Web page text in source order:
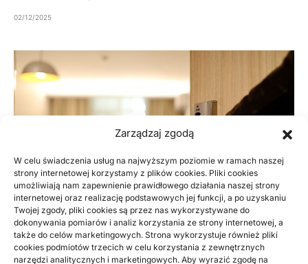
Zarządzaj zgodą
W celu świadczenia usług na najwyższym poziomie w ramach naszej
strony internetowej korzystamy z plików cookies. Pliki cookies
umożliwiają nam zapewnienie prawidłowego działania naszej strony
internetowej oraz realizację podstawowych jej funkcji, a po uzyskaniu
Twojej zgody, pliki cookies są przez nas wykorzystywane do
dokonywania pomiarów i analiz korzystania ze strony internetowej, a
także do celów marketingowych. Strona wykorzystuje również pliki
cookies podmiotów trzecich w celu korzystania z zewnętrznych
narzędzi analitycznych i marketingowych. Aby wyrazić zgodę na
02/12/2025